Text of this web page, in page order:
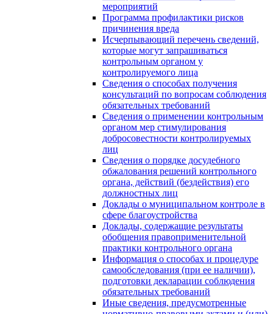
мероприятий
Программа профилактики рисков
причинения вреда
Исчерпывающий перечень сведений,
которые могут запрашиваться
контрольным органом у
контролируемого лица
Сведения о способах получения
консультаций по вопросам соблюдения
обязательных требований
Сведения о применении контрольным
органом мер стимулирования
добросовестности контролируемых
лиц
Сведения о порядке досудебного
обжалования решений контрольного
органа, действий (бездействия) его
должностных лиц
Доклады о муниципальном контроле в
сфере благоустройства
Доклады, содержащие результаты
обобщения правоприменительной
практики контрольного органа
Информация о способах и процедуре
самообследования (при ее наличии),
подготовки декларации соблюдения
обязательных требований
Иные сведения, предусмотренные